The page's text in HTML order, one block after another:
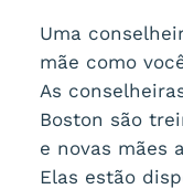
Uma
mãe como
As
Boston são
e novas mães
Elas estão